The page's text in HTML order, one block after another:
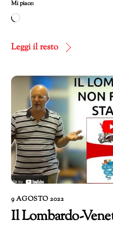
Mi piace:
Caricamento
corso…
Leggi il resto
9 AGOSTO 2022
Il Lombardo-